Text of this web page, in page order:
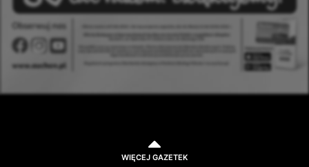
WIĘCEJ GAZETEK